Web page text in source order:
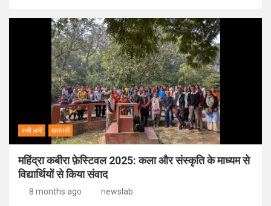
अभी अभी वाराणसी
महिंद्रा कबीरा फ़ेस्टिवल 2025: कला और संस्कृति के माध्यम से
विद्यार्थियों से किया संवाद
8 months ago newslab